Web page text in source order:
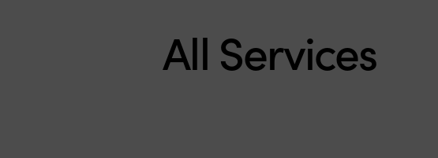
All Services